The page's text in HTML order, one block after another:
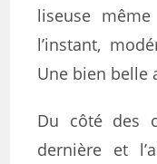
liseuse
l’instant,
Une bien belle
Du côté des
dernière et